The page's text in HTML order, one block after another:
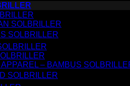
SOLBRILLER
SOLBRILLER
– BAMBUS
SOLBRILLER